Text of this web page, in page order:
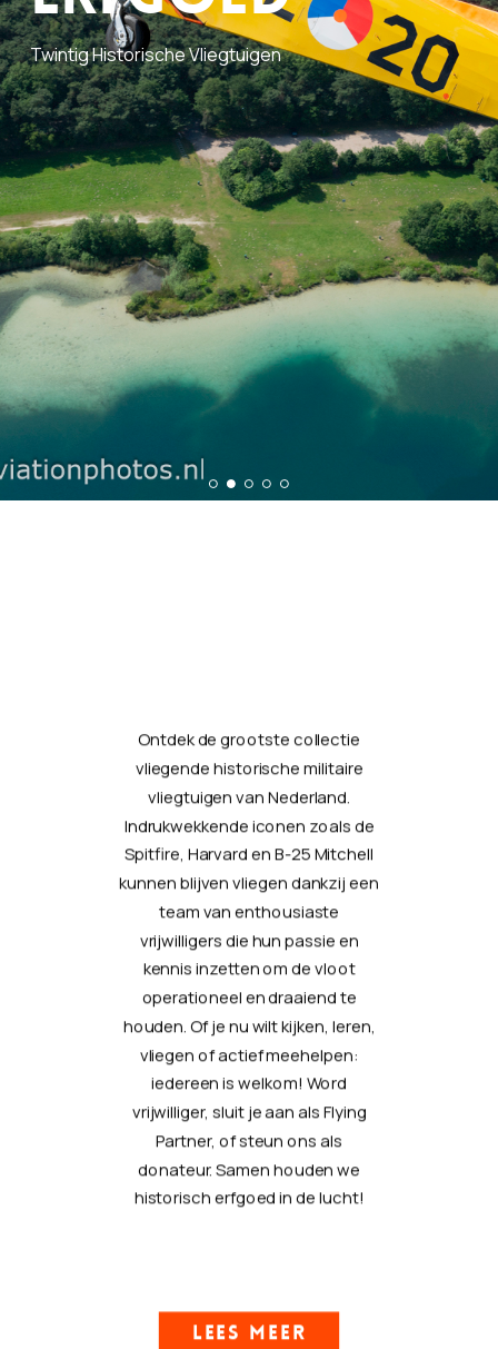
Twintig Historische Vliegtuigen
Ontdek de grootste collectie
vliegende historische militaire
vliegtuigen van Nederland.
Indrukwekkende iconen zoals de
Spitfire, Harvard en B-25 Mitchell
kunnen blijven vliegen dankzij een
team van enthousiaste
vrijwilligers die hun passie en
kennis inzetten om de vloot
operationeel en draaiend te
houden. Of je nu wilt kijken, leren,
vliegen of actief meehelpen:
iedereen is welkom! Word
vrijwilliger, sluit je aan als Flying
Partner, of steun ons als
donateur. Samen houden we
historisch erfgoed in de lucht!
LEES MEER